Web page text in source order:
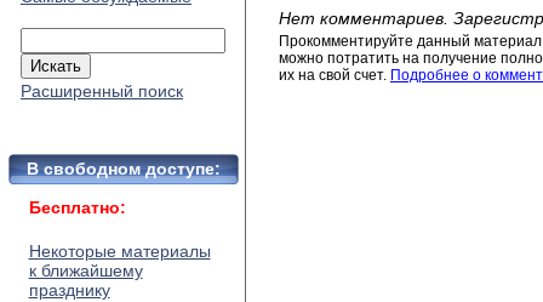
Расширенный поиск
В свободном доступе:
Бесплатно:
Некоторые материалы
к ближайшему
празднику
Нет комментариев.
Прокомментируйте данный
можно потратить на получение
их на свой счет. Подробнее о